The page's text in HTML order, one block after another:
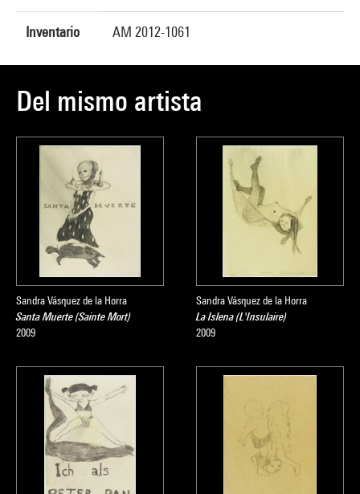
Inventario AM 2012-1061
Del mismo artista
Sandra Vásquez de la Horra
Santa Muerte (Sainte Mort)
2009
Sandra Vásquez de la Horra
La Islena (L'Insulaire)
2009